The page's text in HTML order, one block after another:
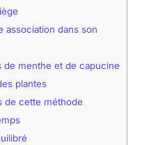
association dans son
de menthe et de capucine
plantes
de cette méthode